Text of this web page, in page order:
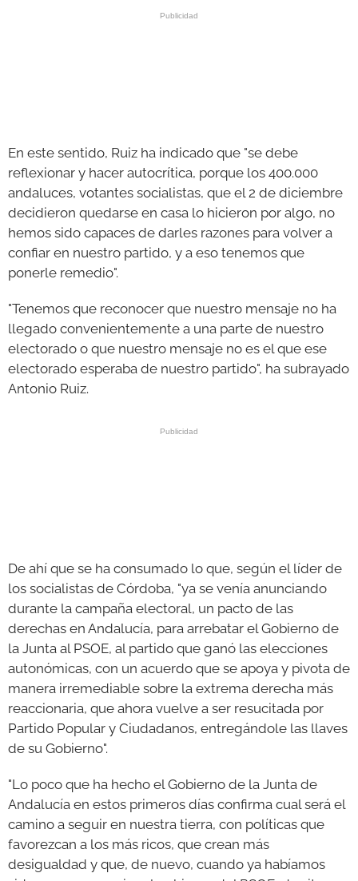
En este sentido, Ruiz ha indicado que "se debe
reflexionar y hacer autocrítica, porque los 400.000
andaluces, votantes socialistas, que el 2 de diciembre
decidieron quedarse en casa lo hicieron por algo, no
hemos sido capaces de darles razones para volver a
confiar en nuestro partido, y a eso tenemos que
ponerle remedio".
"Tenemos que reconocer que nuestro mensaje no ha
llegado convenientemente a una parte de nuestro
electorado o que nuestro mensaje no es el que ese
electorado esperaba de nuestro partido", ha subrayado
Antonio Ruiz.
De ahí que se ha consumado lo que, según el líder de
los socialistas de Córdoba, "ya se venía anunciando
durante la campaña electoral, un pacto de las
derechas en Andalucía, para arrebatar el Gobierno de
la Junta al PSOE, al partido que ganó las elecciones
autonómicas, con un acuerdo que se apoya y pivota de
manera irremediable sobre la extrema derecha más
reaccionaria, que ahora vuelve a ser resucitada por
Partido Popular y Ciudadanos, entregándole las llaves
de su Gobierno".
"Lo poco que ha hecho el Gobierno de la Junta de
Andalucía en estos primeros días confirma cual será el
camino a seguir en nuestra tierra, con políticas que
favorezcan a los más ricos, que crean más
desigualdad y que, de nuevo, cuando ya habíamos